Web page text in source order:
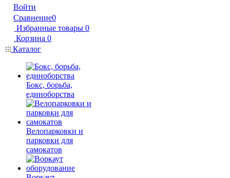
Войти
Сравнение0
Избранные товары 0
Корзина 0
Каталог
Бокс, борьба,
единоборства
Велопарковки и
парковки для
самокатов